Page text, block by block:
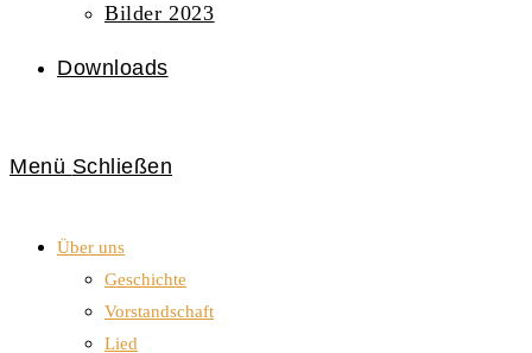
Bilder 2023
Downloads
Menü Schließen
Über uns
Geschichte
Vorstandschaft
Lied